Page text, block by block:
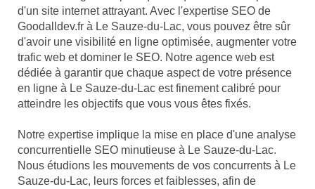
d'un site internet attrayant. Avec l'expertise SEO de
Goodalldev.fr à Le Sauze-du-Lac, vous pouvez être sûr
d'avoir une visibilité en ligne optimisée, augmenter votre
trafic web et dominer le SEO. Notre agence web est
dédiée à garantir que chaque aspect de votre présence
en ligne à Le Sauze-du-Lac est finement calibré pour
atteindre les objectifs que vous vous êtes fixés.
Notre expertise implique la mise en place d'une analyse
concurrentielle SEO minutieuse à Le Sauze-du-Lac.
Nous étudions les mouvements de vos concurrents à Le
Sauze-du-Lac, leurs forces et faiblesses, afin de